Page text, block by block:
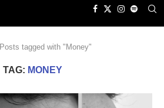
Posts tagged with "Money"
TAG: MONEY